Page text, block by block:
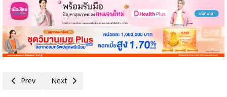
Previous article: กกร.เตือนขาดแคลนแรงงานกระทบเศรษฐกิจ เร่งรัฐบาลปล
Prev Next article: นายกฯเผยรับทุกข้อเสนอ ส.อ.ท.เดินหน้าหนุน
Next